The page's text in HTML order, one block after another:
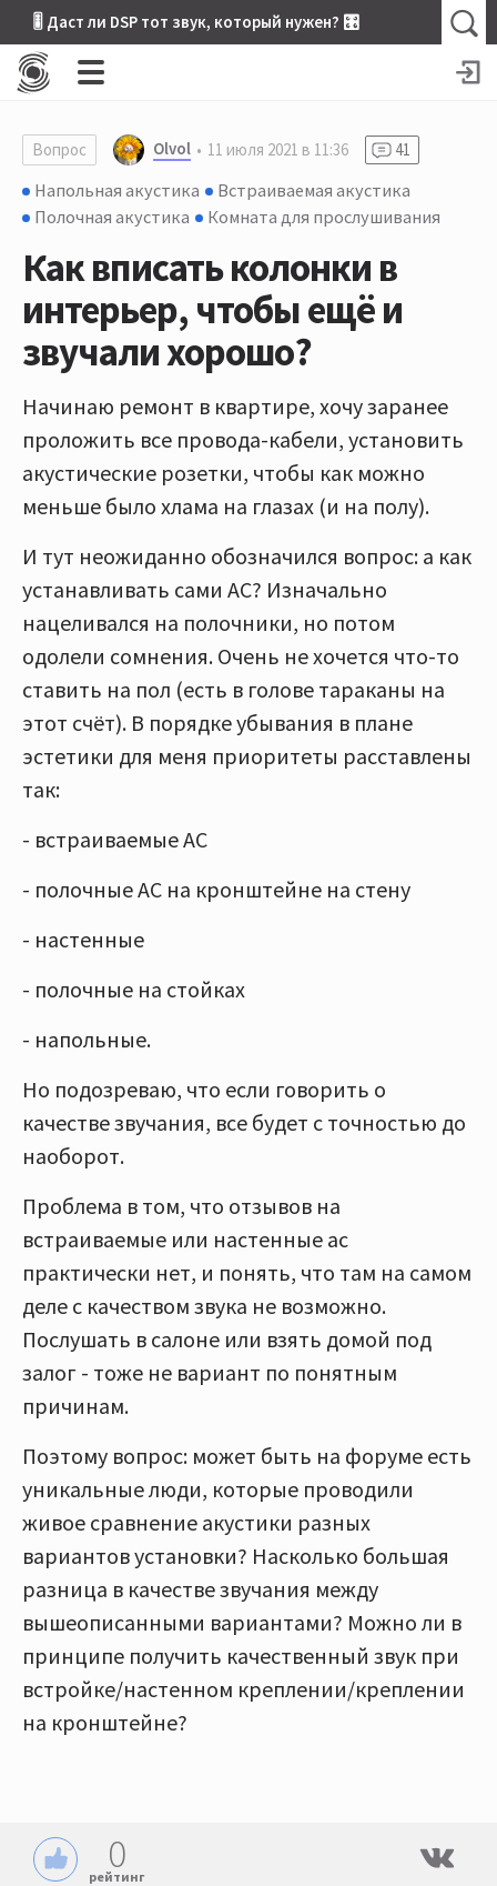
🎚 Даст ли DSP тот звук, который нужен? 🎛
Вопрос Olvol 11 июля 2021 в 11:36 41
Напольная акустика
Встраиваемая акустика
Полочная акустика
Комната для прослушивания
Как вписать колонки в
интерьер, чтобы ещё и
звучали хорошо?
Начинаю ремонт в квартире, хочу заранее
проложить все провода-кабели, установить
акустические розетки, чтобы как можно
меньше было хлама на глазах (и на полу).
И тут неожиданно обозначился вопрос: а как
устанавливать сами АС? Изначально
нацеливался на полочники, но потом
одолели сомнения. Очень не хочется что-то
ставить на пол (есть в голове тараканы на
этот счёт). В порядке убывания в плане
эстетики для меня приоритеты расставлены
так:
- встраиваемые АС
- полочные АС на кронштейне на стену
- настенные
- полочные на стойках
- напольные.
Но подозреваю, что если говорить о
качестве звучания, все будет с точностью до
наоборот.
Проблема в том, что отзывов на
встраиваемые или настенные ас
практически нет, и понять, что там на самом
деле с качеством звука не возможно.
Послушать в салоне или взять домой под
залог - тоже не вариант по понятным
причинам.
Поэтому вопрос: может быть на форуме есть
уникальные люди, которые проводили
живое сравнение акустики разных
вариантов установки? Насколько большая
разница в качестве звучания между
вышеописанными вариантами? Можно ли в
принципе получить качественный звук при
встройке/настенном креплении/креплении
на кронштейне?
0
рейтинг